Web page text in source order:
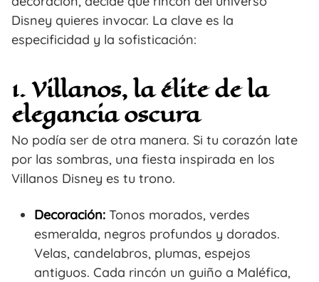
Disney quieres invocar. La clave es la
especificidad y la sofisticación:
1. Villanos, la élite de la
elegancia oscura
No podía ser de otra manera. Si tu corazón late
por las sombras, una fiesta inspirada en los
Villanos Disney es tu trono.
Decoración: Tonos morados, verdes
esmeralda, negros profundos y dorados.
Velas, candelabros, plumas, espejos
antiguos. Cada rincón un guiño a Maléfica,